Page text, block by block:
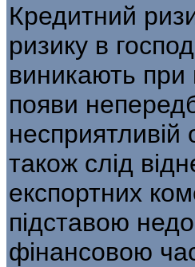
Кредитний
ризику в
виникають при
появи
несприятливій
також слід
експортних
підставою
фінансовою